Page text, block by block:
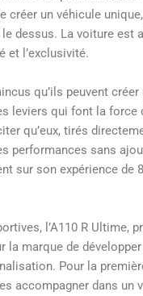
créer un véhicule
dessus. La voiture est
et l’exclusivité.
qu’ils peuvent
leviers qui font la force
qu’eux, tirés
performances sans
sur son expérience
l’A110 R Ultime,
la marque de
Pour la
accompagner dans un